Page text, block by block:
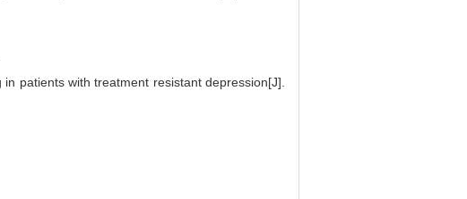
patients with treatment resistant depression[J].